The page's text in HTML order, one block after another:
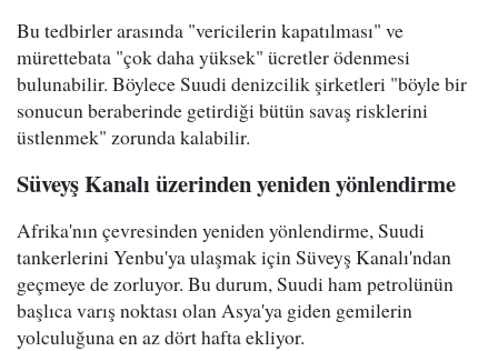
Bu tedbirler arasında "vericilerin kapatılması" ve
mürettebata "çok daha yüksek" ücretler ödenmesi
bulunabilir. Böylece Suudi denizcilik şirketleri "böyle bir
sonucun beraberinde getirdiği bütün savaş risklerini
üstlenmek" zorunda kalabilir.
Süveyş Kanalı üzerinden yeniden yönlendirme
Afrika'nın çevresinden yeniden yönlendirme, Suudi
tankerlerini Yenbu'ya ulaşmak için Süveyş Kanalı'ndan
geçmeye de zorluyor. Bu durum, Suudi ham petrolünün
başlıca varış noktası olan Asya'ya giden gemilerin
yolculuğuna en az dört hafta ekliyor.